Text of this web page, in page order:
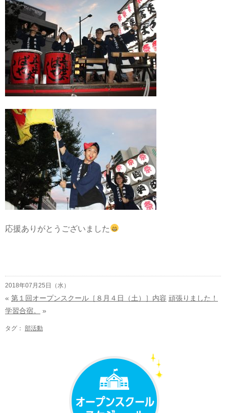
応援ありがとうございました
2018年07月25日（水）
« 第１回オープンスクール［８月４日（土）］内容 頑張りました！
学習合宿。
»
タグ： 部活動